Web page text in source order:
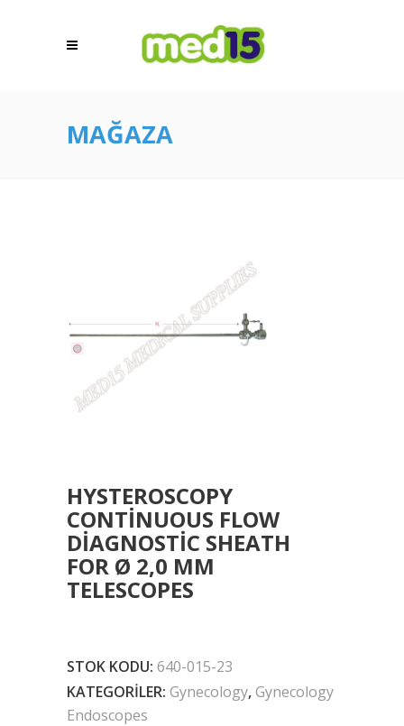
MAĞAZA
HYSTEROSCOPY
CONTINUOUS FLOW
DIAGNOSTIC SHEATH
FOR Ø 2,0 MM
TELESCOPES
STOK KODU: 640-015-23
KATEGORILER: Gynecology,Gynecology
Endoscopes